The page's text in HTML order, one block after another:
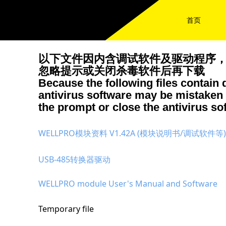
首页
WELLPRO模块资料 V1.42A (模块说明书/调试
USB-485转换器驱动
WELLPRO module User's Manual and
以下文件因内含调试软件及驱动程序
忽略提示或关闭杀毒软件后再下载
Because the following files contain
antivirus software may be
the prompt or close the antivirus
Temporary